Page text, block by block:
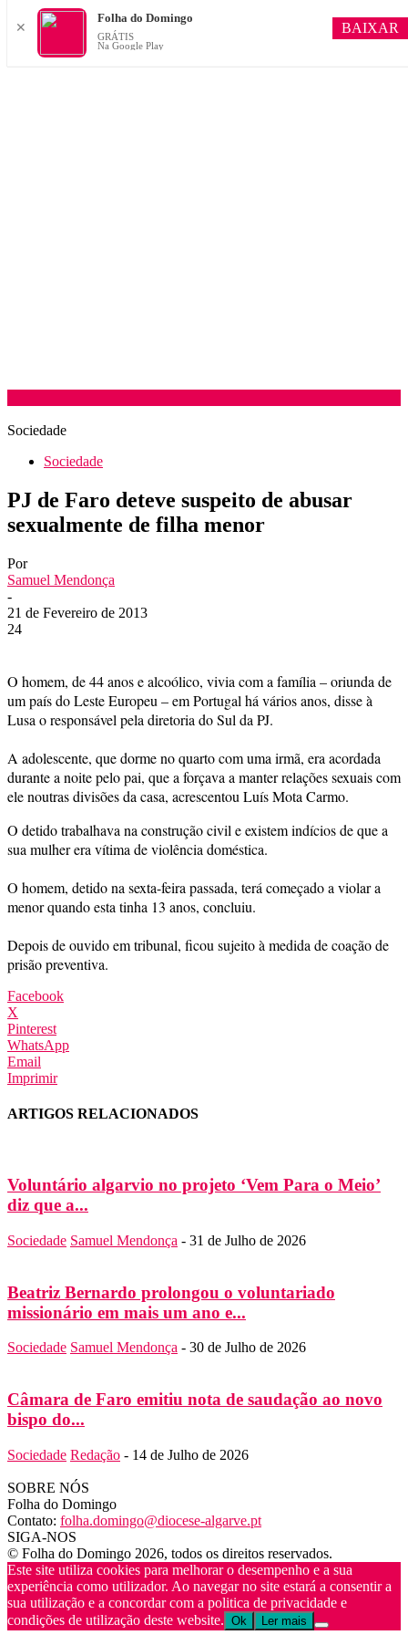
Sociedade
Sociedade
PJ de Faro deteve suspeito de abusar
sexualmente de filha menor
Por
Samuel Mendonça
-
21 de Fevereiro de 2013
24
O homem, de 44 anos e alcoólico, vivia com a família – oriunda de
um país do Leste Europeu – em Portugal há vários anos, disse à
Lusa o responsável pela diretoria do Sul da PJ.
A adolescente, que dorme no quarto com uma irmã, era acordada
durante a noite pelo pai, que a forçava a manter relações sexuais com
ele noutras divisões da casa, acrescentou Luís Mota Carmo.
O detido trabalhava na construção civil e existem indícios de que a
sua mulher era vítima de violência doméstica.
O homem, detido na sexta-feira passada, terá começado a violar a
menor quando esta tinha 13 anos, concluiu.
Depois de ouvido em tribunal, ficou sujeito à medida de coação de
prisão preventiva.
Facebook
X
Pinterest
WhatsApp
Email
Imprimir
ARTIGOS RELACIONADOS
Voluntário algarvio no projeto ‘Vem Para o Meio’
diz que a...
Sociedade Samuel Mendonça - 31 de Julho de 2026
Beatriz Bernardo prolongou o voluntariado
missionário em mais um ano e...
Sociedade Samuel Mendonça - 30 de Julho de 2026
Câmara de Faro emitiu nota de saudação ao novo
bispo do...
Sociedade Redação - 14 de Julho de 2026
SOBRE NÓS
Folha do Domingo
Contato: folha.domingo@diocese-algarve.pt
SIGA-NOS
© Folha do Domingo 2026, todos os direitos reservados.
Este site utiliza cookies para melhorar o desempenho e a sua
experiência como utilizador. Ao navegar no site estará a consentir a
sua utilização e a concordar com a politica de privacidade e
condições de utilização deste website. Ok Ler mais
✕
Folha do Domingo
GRÁTIS
Na Google Play
BAIXAR